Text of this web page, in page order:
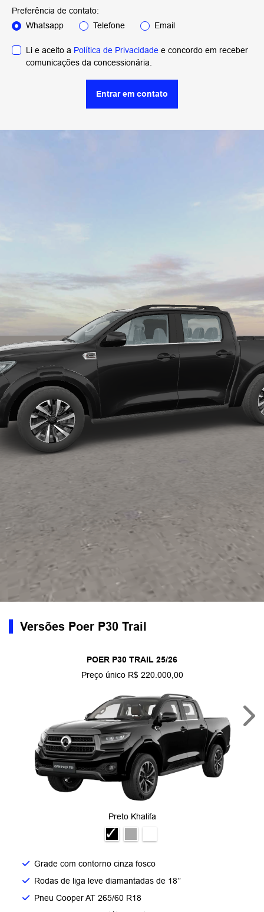
Preferência de contato:
Whatsapp
Telefone Email
Li e aceito a Política de Privacidade e concordo em receber
comunicações da concessionária.
Entrar em contato
Versões Poer P30 Trail
POER P30 TRAIL 25/26
Preço único R$ 220.000,00
Preto Khalifa
Grade com contorno cinza fosco​
Rodas de liga leve diamantadas de 18’’​
Pneu Cooper AT 265/60 R18​